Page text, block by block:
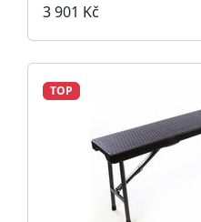
3 901 Kč
TOP